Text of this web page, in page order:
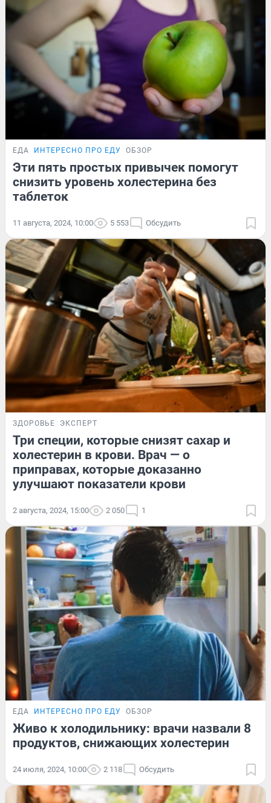
ЕДА ИНТЕРЕСНО ПРО ЕДУ ОБЗОР
Эти пять простых привычек помогут
снизить уровень холестерина без
таблеток
11 августа, 2024, 10:00 5 553 Обсудить
ЗДОРОВЬЕ ЭКСПЕРТ
Три специи, которые снизят сахар и
холестерин в крови. Врач — о
приправах, которые доказанно
улучшают показатели крови
2 августа, 2024, 15:00 2 050 1
ЕДА ИНТЕРЕСНО ПРО ЕДУ ОБЗОР
Живо к холодильнику: врачи назвали 8
продуктов, снижающих холестерин
24 июля, 2024, 10:00 2 118 Обсудить